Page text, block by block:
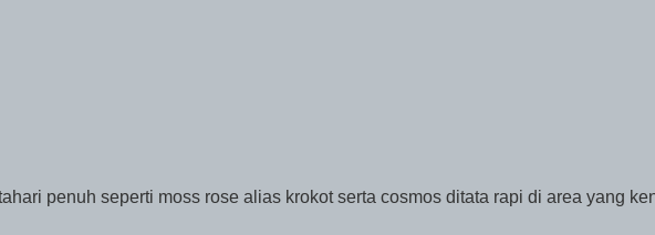
penuh seperti moss rose alias krokot serta cosmos ditata rapi di area yang